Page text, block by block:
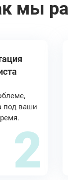
мы
под ваши
2